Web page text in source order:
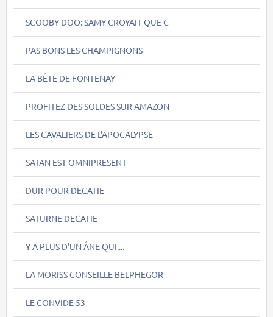
SCOOBY-DOO: SAMY CROYAIT QUE C
PAS BONS LES CHAMPIGNONS
LA BÊTE DE FONTENAY
PROFITEZ DES SOLDES SUR AMAZON
LES CAVALIERS DE L'APOCALYPSE
SATAN EST OMNIPRESENT
DUR POUR DECATIE
SATURNE DECATIE
Y A PLUS D'UN ÂNE QUI....
LA MORISS CONSEILLE BELPHEGOR
LE CONVIDE 53